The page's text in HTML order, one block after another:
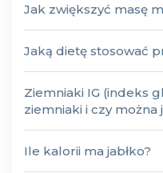
Jak zwiększyć masę
Jaką dietę stosować
Ziemniaki IG (indeks
ziemniaki i czy można
Ile kalorii ma jabłko?